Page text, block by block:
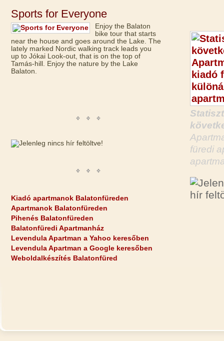
Sports for Everyone
Enjoy the Balaton
bike tour that starts
near the house and goes around the Lake. The
lately marked Nordic walking track leads you
up to Jókai Look-out, that is on the top of
Tamás-hill. Enjoy the nature by the Lake
Balaton.
Kiadó apartmanok Balatonfüreden
Apartmanok Balatonfüreden
Pihenés Balatonfüreden
Balatonfüredi Apartmanház
Levendula Apartman a Yahoo keresőben
Levendula Apartman a Google keresőben
Weboldalkészítés Balatonfüred
füredi